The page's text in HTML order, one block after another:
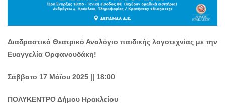
Διαδραστικό Θεατρικό Αναλόγιο παιδικής λογοτεχνίας με την
Ευαγγελία Ορφανουδάκη!
Σάββατο 17 Μάϊου 2025 || 18:00
ΠΟΛΥΚΕΝΤΡΟ Δήμου Ηρακλείου